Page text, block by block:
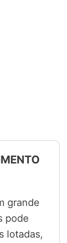
grande
pode
lotadas,